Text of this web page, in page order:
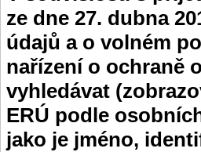
ze dne 27. dubna
údajů a o volném
nařízení o ochraně
vyhledávat
ERÚ podle
jako je jméno,